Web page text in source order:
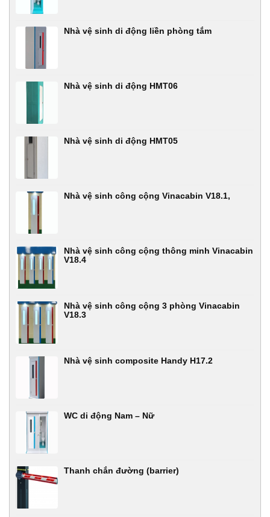
Nhà vệ sinh di động liền phòng tắm
Nhà vệ sinh di động HMT06
Nhà vệ sinh di động HMT05
Nhà vệ sinh công cộng Vinacabin V18.1,
Nhà vệ sinh công cộng thông minh Vinacabin
V18.4
Nhà vệ sinh công cộng 3 phòng Vinacabin
V18.3
Nhà vệ sinh composite Handy H17.2
WC di động Nam – Nữ
Thanh chắn đường (barrier)